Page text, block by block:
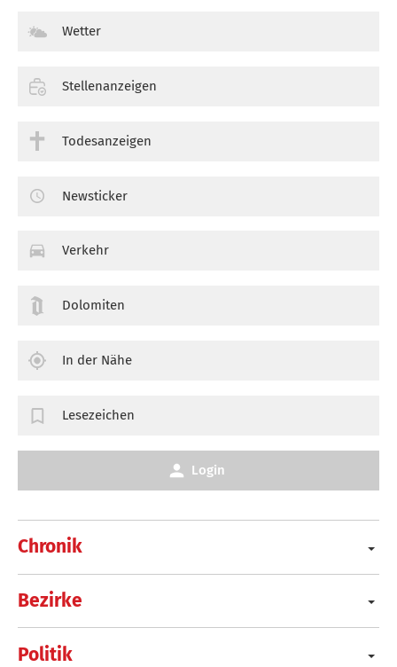
Chronik
Bezirke
Politik
Wetter
Stellenanzeigen
Todesanzeigen
Newsticker
Verkehr
Dolomiten
In der Nähe
Lesezeichen
Login